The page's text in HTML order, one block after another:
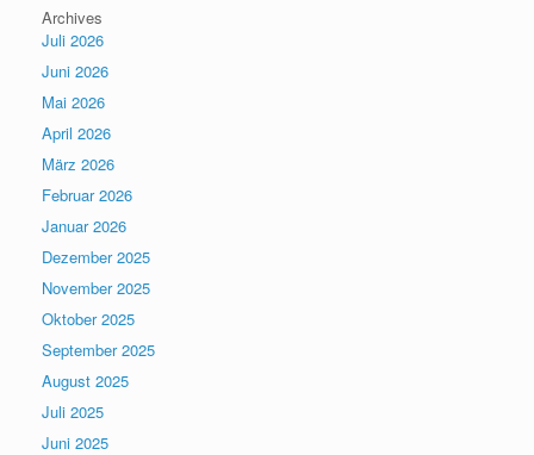
Archives
Juli 2026
Juni 2026
Mai 2026
April 2026
März 2026
Februar 2026
Januar 2026
Dezember 2025
November 2025
Oktober 2025
September 2025
August 2025
Juli 2025
Juni 2025